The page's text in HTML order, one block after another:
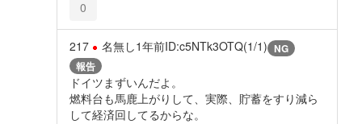
0
217 名無し1年前ID:c5NTk3OTQ(1/1) NG
報告
ドイツまずいんだよ。
燃料台も馬鹿上がりして、実際、貯蓄をすり減ら
して経済回してるからな。